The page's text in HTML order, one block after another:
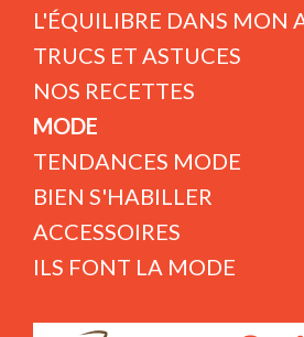
L'ÉQUILIBRE DANS MON
TRUCS ET ASTUCES
NOS RECETTES
MODE
TENDANCES MODE
BIEN S'HABILLER
ACCESSOIRES
ILS FONT LA MODE